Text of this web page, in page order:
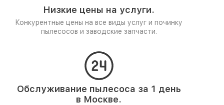
Низкие цены на услуги.
Конкурентные цены на все виды услуг и починку
пылесосов и заводские запчасти.
Обслуживание пылесоса за 1 день
в Москве.